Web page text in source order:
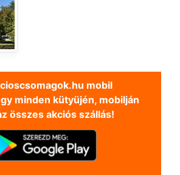
mobil
minden kütyüjén, mobilján
összes akciós szállás!